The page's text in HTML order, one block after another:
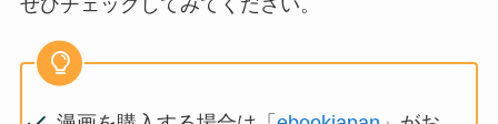
ぜひチェックしてみてください。